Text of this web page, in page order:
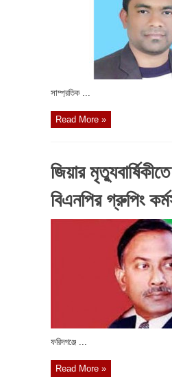
সাম্প্রতিক ...
Read More »
জিয়ার
বিএনপির গ্রুপিং
ফরিদগঞ্জে ...
Read More »